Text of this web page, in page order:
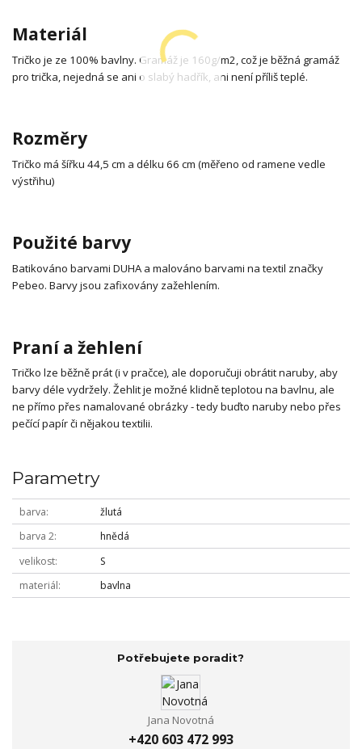
Materiál
Tričko je ze 100% bavlny. Gramáž je 160g/m2, což je běžná gramáž
pro trička, nejedná se ani o slabý hadřík, ani není příliš teplé.
Rozměry
Tričko má šířku 44,5 cm a délku 66 cm (měřeno od ramene vedle
výstřihu)
Použité barvy
Batikováno barvami DUHA a malováno barvami na textil značky
Pebeo. Barvy jsou zafixovány zažehlením.
Praní a žehlení
Tričko lze běžně prát (i v pračce), ale doporučuji obrátit naruby, aby
barvy déle vydržely. Žehlit je možné klidně teplotou na bavlnu, ale
ne přímo přes namalované obrázky - tedy buďto naruby nebo přes
pečící papír či nějakou textilii.
Parametry
barva
žlutá
barva 2
hnědá
velikost
S
materiál
bavlna
Potřebujete poradit?
Jana Novotná
+420 603 472 993